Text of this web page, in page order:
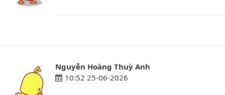
Nguyễn Hoàng Thuỳ Anh
10:52 25-06-2026